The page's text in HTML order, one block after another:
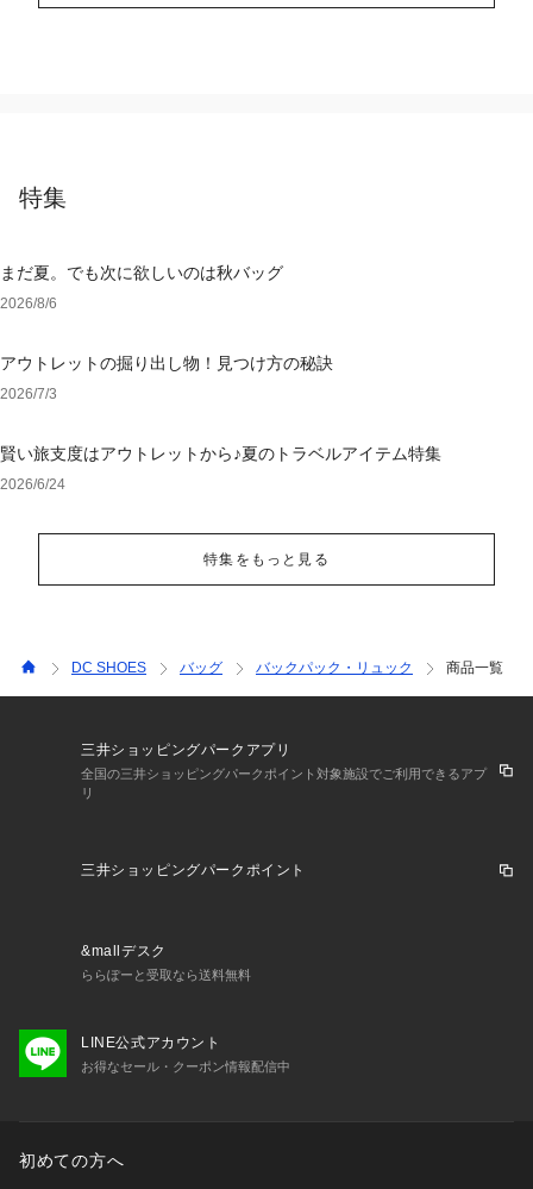
特集
まだ夏。でも次に欲しいのは秋バッグ
2026/8/6
アウトレットの掘り出し物！見つけ方の秘訣
2026/7/3
賢い旅支度はアウトレットから♪夏のトラベルアイテム特集
2026/6/24
特集をもっと見る
DC SHOES バッグ バックパック・リュック 商品一覧
三井ショッピングパークアプリ
全国の三井ショッピングパークポイント対象施設でご利用できるアプ
リ
三井ショッピングパークポイント
&mallデスク
ららぽーと受取なら送料無料
LINE公式アカウント
お得なセール・クーポン情報配信中
初めての方へ